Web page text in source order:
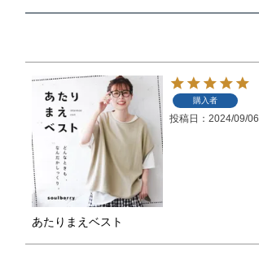
あたりまえベスト
購入者
投稿日 2024/09/06